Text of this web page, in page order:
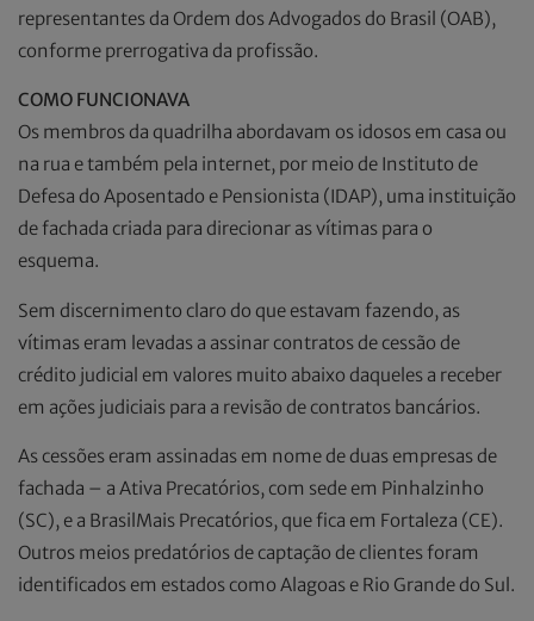
representantes da Ordem dos Advogados do Brasil (OAB),
conforme prerrogativa da profissão.
COMO FUNCIONAVA
Os membros da quadrilha abordavam os idosos em casa ou
na rua e também pela internet, por meio de Instituto de
Defesa do Aposentado e Pensionista (IDAP), uma instituição
de fachada criada para direcionar as vítimas para o
esquema.
Sem discernimento claro do que estavam fazendo, as
vítimas eram levadas a assinar contratos de cessão de
crédito judicial em valores muito abaixo daqueles a receber
em ações judiciais para a revisão de contratos bancários.
As cessões eram assinadas em nome de duas empresas de
fachada – a Ativa Precatórios, com sede em Pinhalzinho
(SC), e a BrasilMais Precatórios, que fica em Fortaleza (CE).
Outros meios predatórios de captação de clientes foram
identificados em estados como Alagoas e Rio Grande do Sul.